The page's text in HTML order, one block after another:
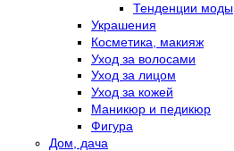
Тенденции моды
Украшения
Косметика, макияж
Уход за волосами
Уход за лицом
Уход за кожей
Маникюр и педикюр
Фигура
Дом, дача